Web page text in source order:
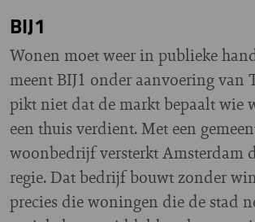
BIJ1
Wonen moet weer in publieke
meent BIJ1 onder aanvoering van
pikt niet dat de markt bepaalt wie
een thuis verdient. Met een
woonbedrijf versterkt Amsterdam
regie. Dat bedrijf bouwt zonder
precies die woningen die de stad